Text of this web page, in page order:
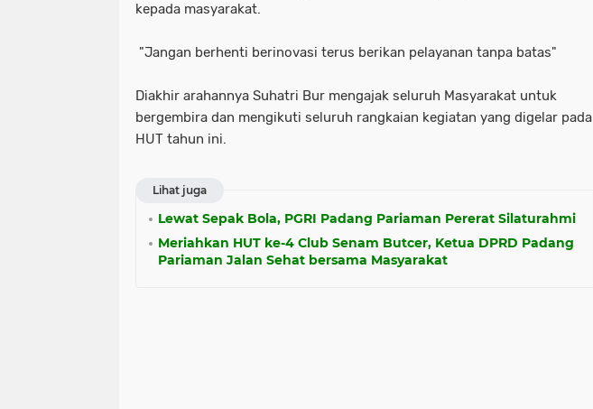
kepada masyarakat.
"Jangan berhenti berinovasi terus berikan pelayanan tanpa batas"
Diakhir arahannya Suhatri Bur mengajak seluruh Masyarakat untuk
bergembira dan mengikuti seluruh rangkaian kegiatan yang digelar pada
HUT tahun ini.
Lihat juga
Lewat Sepak Bola, PGRI Padang Pariaman Pererat Silaturahmi
Meriahkan HUT ke-4 Club Senam Butcer, Ketua DPRD Padang
Pariaman Jalan Sehat bersama Masyarakat